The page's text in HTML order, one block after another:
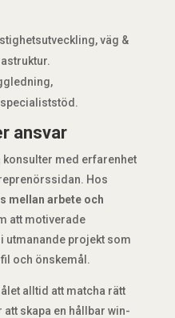
väg &
ansvar
med erfarenhet
Hos
mellan arbete och
att motiverade
utmanande projekt som
och önskemål.
alltid att matcha rätt
skapa en hållbar win-